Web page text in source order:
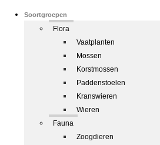
Soortgroepen
Flora
Vaatplanten
Mossen
Korstmossen
Paddenstoelen
Kranswieren
Wieren
Fauna
Zoogdieren